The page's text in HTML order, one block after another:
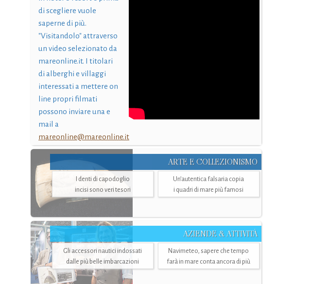
di scegliere vuole
saperne di più.
"Visitandolo" attraverso
un video selezionato da
mareonline.it. I titolari
di alberghi e villaggi
interessati a mettere on
line propri filmati
possono inviare una e
mail a
mareonline@mareonline.it
ARTE E COLLEZIONISMO
I denti di capodoglio
incisi sono veri tesori
Un’autentica falsaria copia
i quadri di mare più famosi
AZIENDE & ATTIVITÀ
Gli accessori nautici indossati
dalle più belle imbarcazioni
Navimeteo, sapere che tempo
farà in mare conta ancora di più